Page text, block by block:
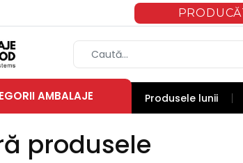
AMBALAJE Produsele lunii
produsele